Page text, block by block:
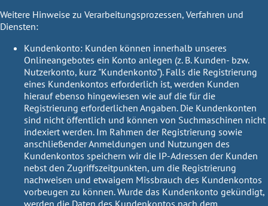
Weitere Hinweise zu Verarbeitungsprozessen, Verfahren und
Diensten:
Kundenkonto: Kunden können innerhalb unseres
Onlineangebotes ein Konto anlegen (z. B. Kunden- bzw.
Nutzerkonto, kurz "Kundenkonto"). Falls die Registrierung
eines Kundenkontos erforderlich ist, werden Kunden
hierauf ebenso hingewiesen wie auf die für die
Registrierung erforderlichen Angaben. Die Kundenkonten
sind nicht öffentlich und können von Suchmaschinen nicht
indexiert werden. Im Rahmen der Registrierung sowie
anschließender Anmeldungen und Nutzungen des
Kundenkontos speichern wir die IP-Adressen der Kunden
nebst den Zugriffszeitpunkten, um die Registrierung
nachweisen und etwaigem Missbrauch des Kundenkontos
vorbeugen zu können. Wurde das Kundenkonto gekündigt,